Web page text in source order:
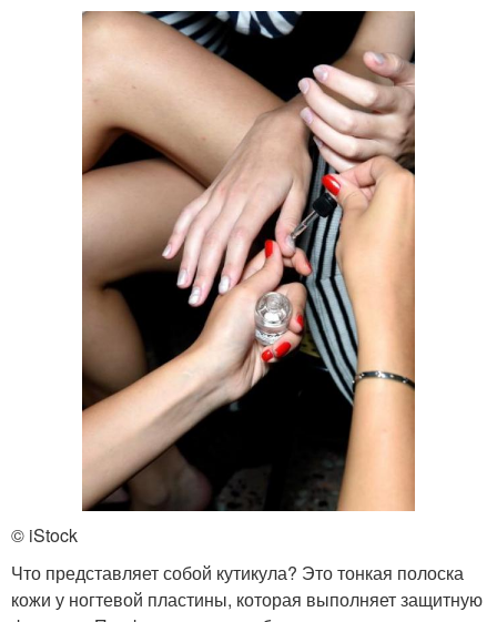
© iStock
Что представляет собой кутикула? Это тонкая полоска
кожи у ногтевой пластины, которая выполняет защитную